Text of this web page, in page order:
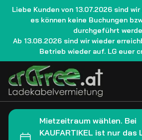
Liebe Kunden von 13.07.2026 sind
es können keine Buchungen
durchgeführt
Ab 13.08.2026 sind wir wieder
Betrieb wieder auf. LG euer